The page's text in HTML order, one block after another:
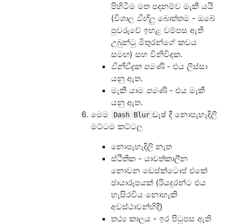
පිහිටීම මත පදනම්ව මැකී යයි
(විශාල විහිලුබොත්තම - ඔබේ
පුවරුවේ ඉහළ වම්පස ඇති
උබුන්ටු මිතුරන්ගේ කවය
සමඟ) සහ විනිවිදක.
විනිවිදක පමණි- එය ලිස්සා
යනු ඇත.
මැකී යාම පමණි- එය මැකී
යනු ඇත.
මෙම
Dash Blur ඩෑෂ් දී නොපැහැදිලි
මට්ටම කට්ටල
නොපැහැදිලි නැත
ස්ථිතික - යාවත්කාලීන
නොවන ඩෙස්ක්ටොප් එකේ
ඡායාරූපයක් (රියදුරන්ට එය
හැසිරවිය නොහැකි
අවස්ථාවන්හිදී)
තථ්‍ය කාලය - ඉර පිටුපස ඇති